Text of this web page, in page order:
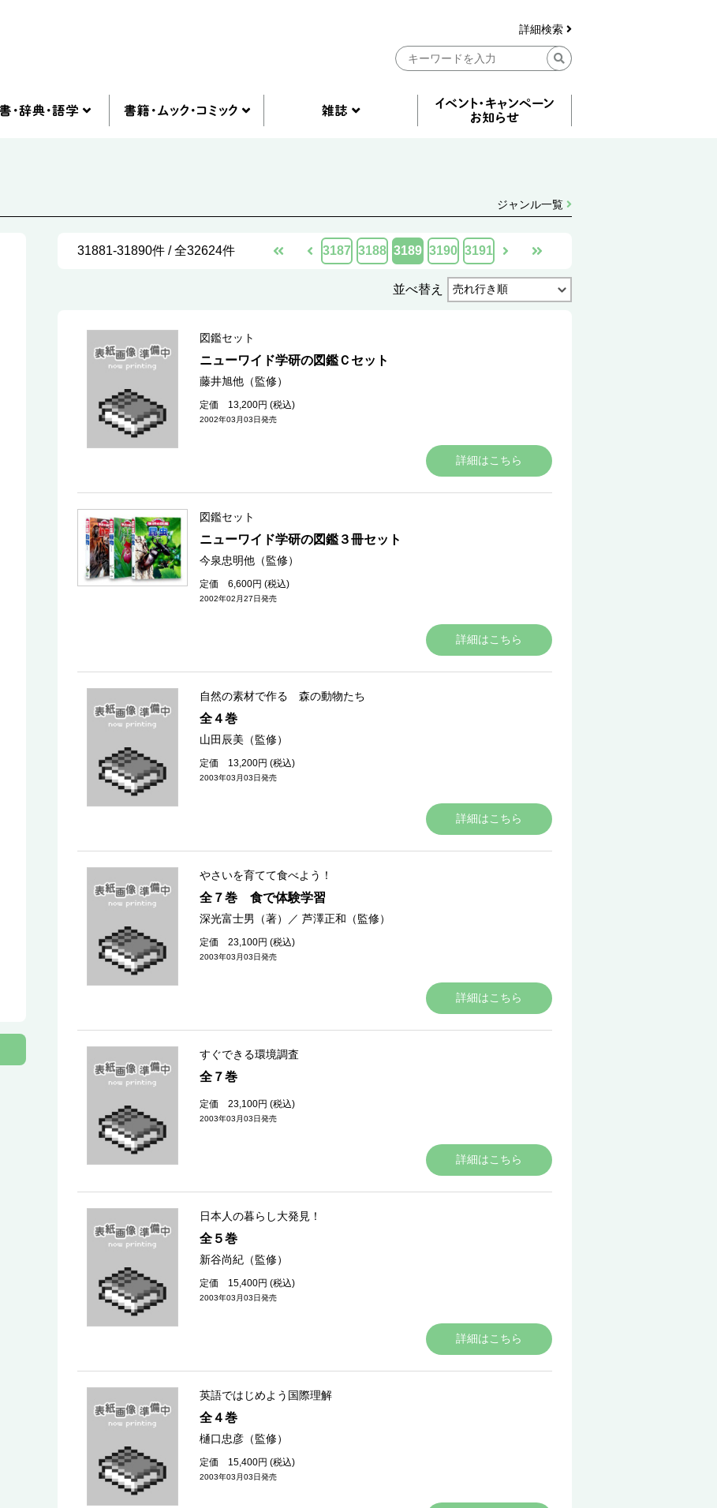
詳細検索
ジャンル一覧
31881-31890件 / 全32624件 3187 3188 3189 3190 3191
並べ替え
図鑑セット
ニューワイド学研の図鑑Ｃセット
藤井旭他（監修）
定価 13,200円 (税込)
2002年03月03日発売
詳細はこちら
図鑑セット
ニューワイド学研の図鑑３冊セット
今泉忠明他（監修）
定価 6,600円 (税込)
2002年02月27日発売
詳細はこちら
自然の素材で作る 森の動物たち
全４巻
山田辰美（監修）
定価 13,200円 (税込)
2003年03月03日発売
詳細はこちら
やさいを育てて食べよう！
全７巻 食で体験学習
深光富士男（著） ／ 芦澤正和（監修）
定価 23,100円 (税込)
2003年03月03日発売
詳細はこちら
すぐできる環境調査
全７巻
定価 23,100円 (税込)
2003年03月03日発売
詳細はこちら
日本人の暮らし大発見！
全５巻
新谷尚紀（監修）
定価 15,400円 (税込)
2003年03月03日発売
詳細はこちら
英語ではじめよう国際理解
全４巻
樋口忠彦（監修）
定価 15,400円 (税込)
2003年03月03日発売